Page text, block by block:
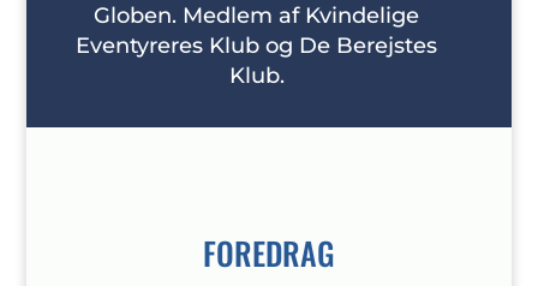
Globen. Medlem af Kvindelige
Eventyreres Klub og De Berejstes
Klub.
FOREDRAG